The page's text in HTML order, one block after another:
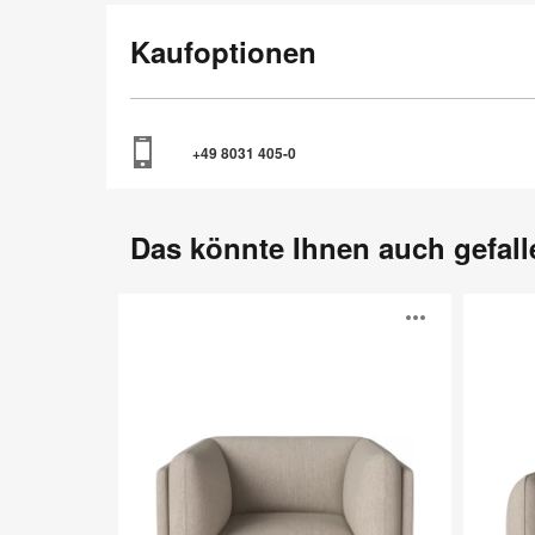
Kaufoptionen
+49 8031 405-0
Das könnte Ihnen auch